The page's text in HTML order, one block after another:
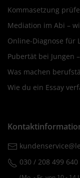
Kommasetzung
Mediation im Abi –
Online-Diagnose für
Pubertät bei Jungen
Was machen
Wie du ein Essay
030 / 208 499 640